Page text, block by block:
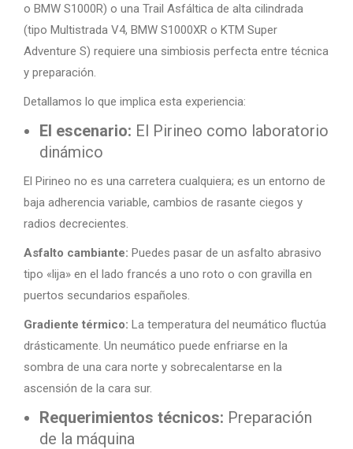
o BMW S1000R) o una Trail Asfáltica de alta cilindrada
(tipo Multistrada V4, BMW S1000XR o KTM Super
Adventure S) requiere una simbiosis perfecta entre técnica
y preparación.
Detallamos lo que implica esta experiencia:
El escenario: El Pirineo como laboratorio
dinámico
El Pirineo no es una carretera cualquiera; es un entorno de
baja adherencia variable, cambios de rasante ciegos y
radios decrecientes.
Asfalto cambiante: Puedes pasar de un asfalto abrasivo
tipo «lija» en el lado francés a uno roto o con gravilla en
puertos secundarios españoles.
Gradiente térmico: La temperatura del neumático fluctúa
drásticamente. Un neumático puede enfriarse en la
sombra de una cara norte y sobrecalentarse en la
ascensión de la cara sur.
Requerimientos técnicos: Preparación
de la máquina